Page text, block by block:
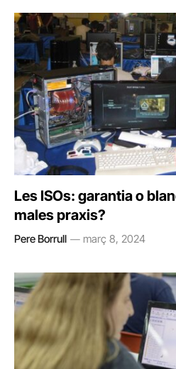
Les ISOs: garantia o
males praxis?
Pere Borrull març 8, 2024